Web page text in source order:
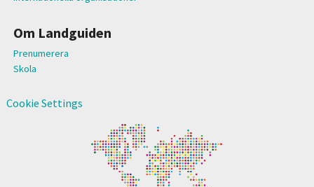
Om Landguiden
Prenumerera
Skola
Cookie Settings